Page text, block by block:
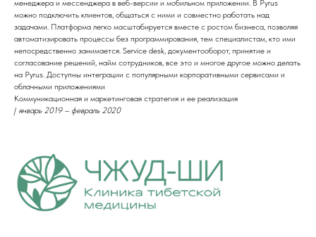
менеджера и мессенджера в веб-версии и мобильном приложении. В Pyrus
можно подключить клиентов, общаться с ними и совместно работать над
задачами. Платформа легко масштабируется вместе с ростом бизнеса, позволяя
автоматизировать процессы без программирования, тем специалистам, кто ими
непосредственно занимается. Service desk, документооборот, принятие и
согласование решений, найм сотрудников, все это и многое другое можно делать
на Pyrus. Доступны интеграции с популярными корпоративными сервисами и
облачными приложениями
Коммуникационная и маркетинговая стратегия и ее реализация
/ январь 2019 – февраль 2020